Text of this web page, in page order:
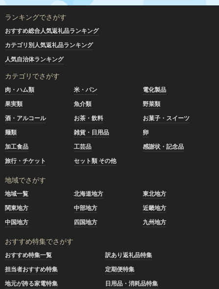
ランキングでさがす
おすすめ総合人気返礼品ランキング
カテゴリ別人気返礼品ランキング
人気自治体ランキング
カテゴリでさがす
肉・ハム類 米・パン
電化製品
果実類
魚介類
野菜類
酒・アルコール
お茶・飲料
お菓子・スイーツ
麺類
雑貨・日用品
卵
加工食品
工芸品
感謝状・記念品
旅行・チケット
セット類 その他
地域でさがす
地域一覧 北海道地方
東北地方
関東地方
中部地方
近畿地方
中国地方
四国地方 九州地方
おすすめ特集でさがす
おすすめ特集一覧
訳あり返礼品特集
担当者おすすめ特集
定期便特集
地元が誇る家電特集
日用品・消耗品特集